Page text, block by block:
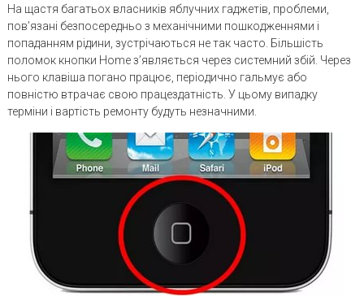
На щастя багатьох власників яблучних гаджетів, проблеми,
пов’язані безпосередньо з механічними пошкодженнями і
попаданням рідини, зустрічаються не так часто. Більшість
поломок кнопки Home з’являється через системний збій. Через
нього клавіша погано працює, періодично гальмує або
повністю втрачає свою працездатність. У цьому випадку
терміни і вартість ремонту будуть незначними.